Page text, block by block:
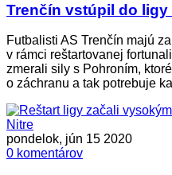
Trenčín vstúpil do
Futbalisti AS Trenčín majú
v rámci reštartovanej
zmerali sily s Pohroním,
o záchranu a tak potrebuje
pondelok, jún 15 2020
0 komentárov